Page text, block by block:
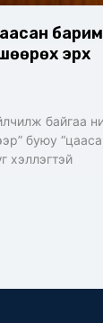
эрх
байгаа
буюу
хэллэгтэй